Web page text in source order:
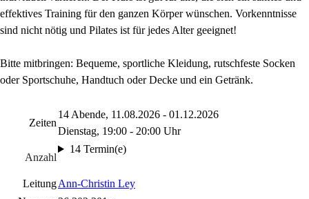
effektives Training für den ganzen Körper wünschen. Vorkenntnisse
sind nicht nötig und Pilates ist für jedes Alter geeignet!
Bitte mitbringen: Bequeme, sportliche Kleidung, rutschfeste Socken
oder Sportschuhe, Handtuch oder Decke und ein Getränk.
Zeiten
14 Abende, 11.08.2026 - 01.12.2026
Dienstag, 19:00 - 20:00 Uhr
Anzahl
14 Termin(e)
LeitungAnn-Christin Ley